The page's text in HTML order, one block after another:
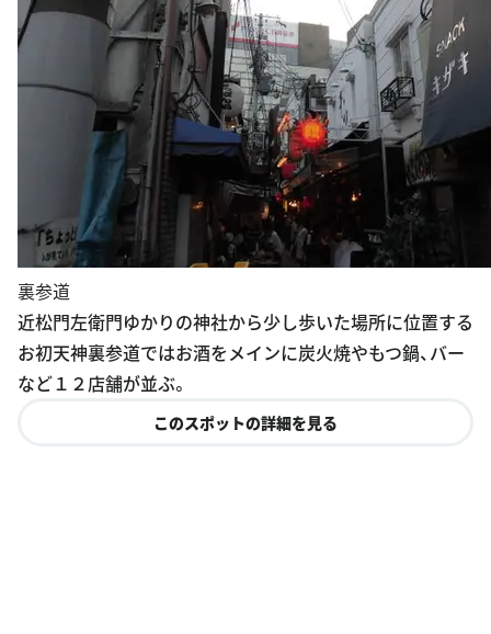
裏参道
近松門左衛門ゆかりの神社から少し歩いた場所に位置する
お初天神裏参道ではお酒をメインに炭火焼やもつ鍋、バー
など１２店舗が並ぶ。
このスポットの詳細を見る